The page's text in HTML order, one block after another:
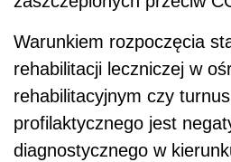
Warunkiem rozpoczęcia
rehabilitacji leczniczej w
rehabilitacyjnym czy
profilaktycznego jest
diagnostycznego w